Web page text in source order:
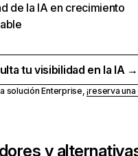
de la IA en crecimiento
tu visibilidad en la IA →
solución Enterprise,¡reserva
y